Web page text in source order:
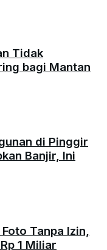
Tidak
bagi Mantan
di Pinggir
Banjir, Ini
Tanpa Izin,
1 Miliar